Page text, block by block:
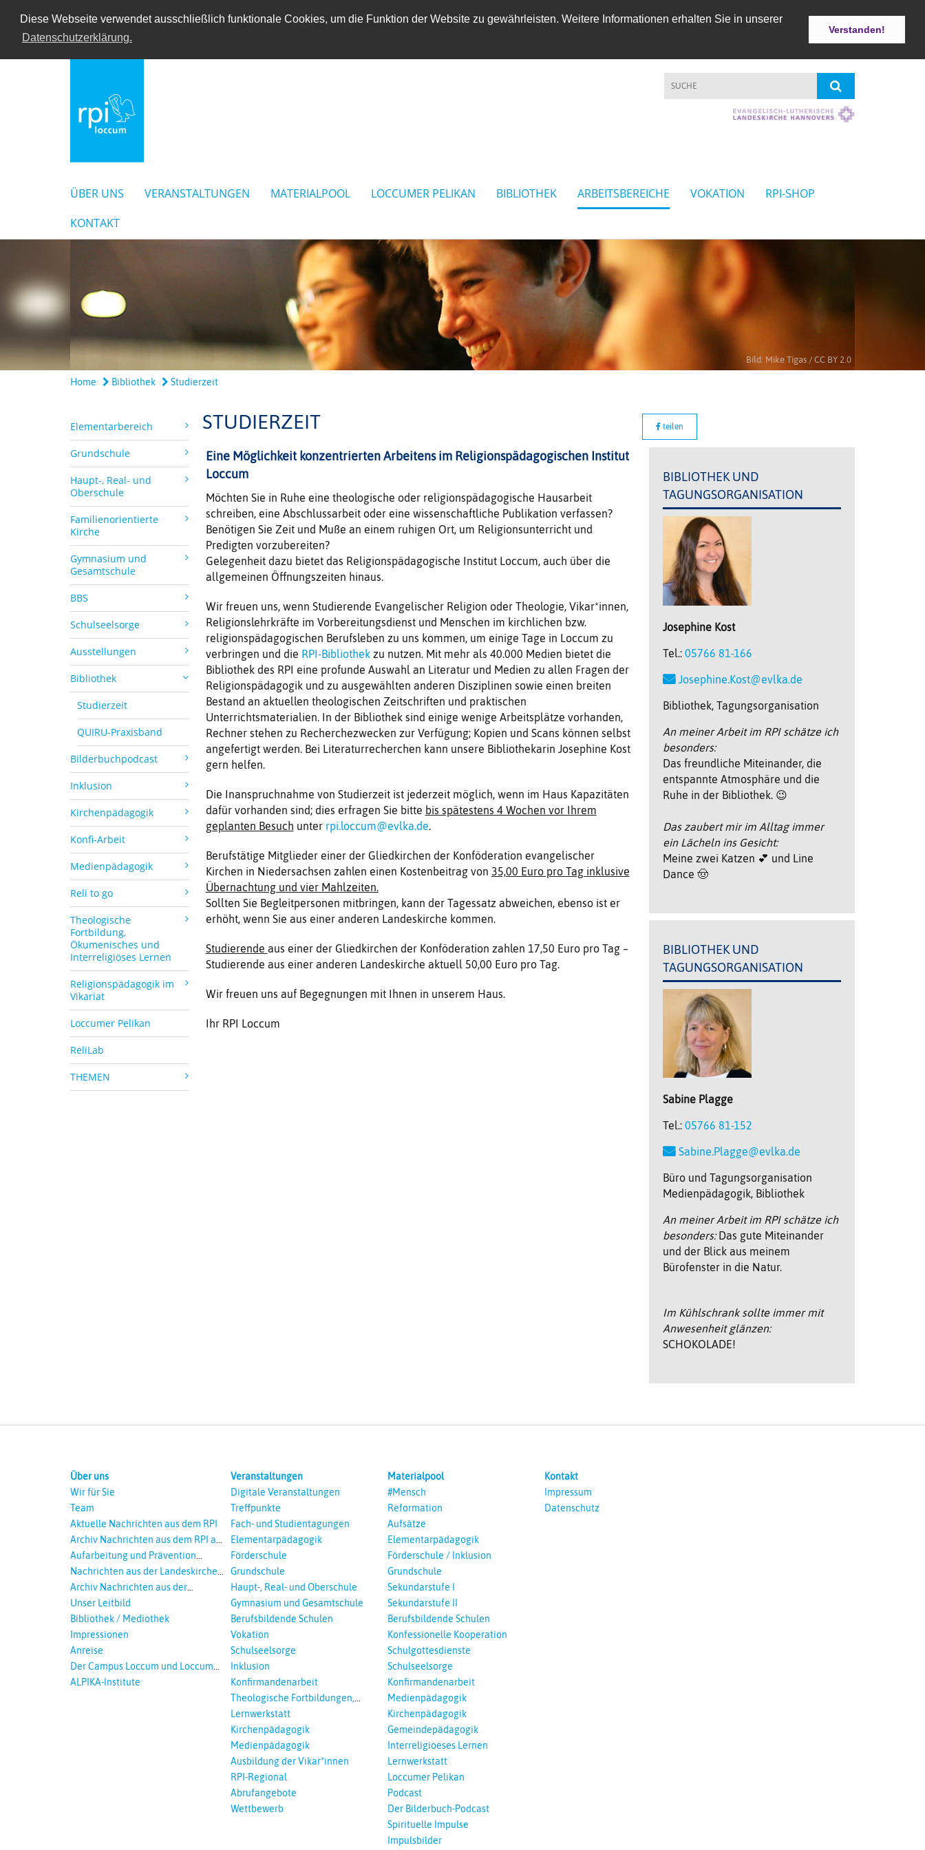
Diese Webseite verwendet ausschließlich funktionale Cookies, um die Funktion der Website zu gewährleisten. Weitere Informationen erhalten Sie in unserer
Datenschutzerklärung.
Verstanden!
ÜBER UNS VERANSTALTUNGEN MATERIALPOOL LOCCUMER PELIKAN BIBLIOTHEK ARBEITSBEREICHE VOKATION
RPI-SHOP
KONTAKT
Bild: Mike Tigas / CC BY 2.0
Home Bibliothek Studierzeit
Elementarbereich
Grundschule
Haupt-, Real- und
Oberschule
Familienorientierte
Kirche
Gymnasium und
Gesamtschule
BBS
Schulseelsorge
Ausstellungen
Bibliothek
Studierzeit
QUIRU-Praxisband
Bilderbuchpodcast
Inklusion
Kirchenpädagogik
Konfi-Arbeit
Medienpädagogik
Reli to go
Theologische
Fortbildung,
Ökumenisches und
Interreligiöses Lernen
Religionspädagogik im
Vikariat
Loccumer Pelikan
ReliLab
THEMEN
STUDIERZEIT teilen
Eine Möglichkeit konzentrierten Arbeitens im Religionspädagogischen Institut
Loccum
Möchten Sie in Ruhe eine theologische oder religionspädagogische Hausarbeit
schreiben, eine Abschlussarbeit oder eine wissenschaftliche Publikation verfassen?
Benötigen Sie Zeit und Muße an einem ruhigen Ort, um Religionsunterricht und
Predigten vorzubereiten?
Gelegenheit dazu bietet das Religionspädagogische Institut Loccum, auch über die
allgemeinen Öffnungszeiten hinaus.
Wir freuen uns, wenn Studierende Evangelischer Religion oder Theologie, Vikar*innen,
Religionslehrkräfte im Vorbereitungsdienst und Menschen im kirchlichen bzw.
religionspädagogischen Berufsleben zu uns kommen, um einige Tage in Loccum zu
verbringen und die RPI-Bibliothekzu nutzen. Mit mehr als 40.000 Medien bietet die
Bibliothek des RPI eine profunde Auswahl an Literatur und Medien zu allen Fragen der
Religionspädagogik und zu ausgewählten anderen Disziplinen sowie einen breiten
Bestand an aktuellen theologischen Zeitschriften und praktischen
Unterrichtsmaterialien. In der Bibliothek sind einige wenige Arbeitsplätze vorhanden,
Rechner stehen zu Recherchezwecken zur Verfügung; Kopien und Scans können selbst
angefertigt werden. Bei Literaturrecherchen kann unsere Bibliothekarin Josephine Kost
gern helfen.
Die Inanspruchnahme von Studierzeit ist jederzeit möglich, wenn im Haus Kapazitäten
dafür vorhanden sind; dies erfragen Sie bitte bis spätestens 4 Wochen vor Ihrem
geplanten Besuch unter rpi.loccum@evlka.de.
Berufstätige Mitglieder einer der Gliedkirchen der Konföderation evangelischer
Kirchen in Niedersachsen zahlen einen Kostenbeitrag von 35,00 Euro pro Tag inklusive
Übernachtung und vier Mahlzeiten.
Sollten Sie Begleitpersonen mitbringen, kann der Tagessatz abweichen, ebenso ist er
erhöht, wenn Sie aus einer anderen Landeskirche kommen.
Studierende aus einer der Gliedkirchen der Konföderation zahlen 17,50 Euro pro Tag –
Studierende aus einer anderen Landeskirche aktuell 50,00 Euro pro Tag.
Wir freuen uns auf Begegnungen mit Ihnen in unserem Haus.
Ihr RPI Loccum
BIBLIOTHEK UND
TAGUNGSORGANISATION
Josephine Kost
Tel.: 05766 81-166
Josephine.Kost@evlka.de
Bibliothek, Tagungsorganisation
An meiner Arbeit im RPI schätze ich
besonders:
Das freundliche Miteinander, die
entspannte Atmosphäre und die
Ruhe in der Bibliothek. 😉
Das zaubert mir im Alltag immer
ein Lächeln ins Gesicht:
Meine zwei Katzen 💕 und Line
Dance 🤠
BIBLIOTHEK UND
TAGUNGSORGANISATION
Sabine Plagge
Tel.: 05766 81-152
Sabine.Plagge@evlka.de
Büro und Tagungsorganisation
Medienpädagogik, Bibliothek
An meiner Arbeit im RPI schätze ich
besonders: Das gute Miteinander
und der Blick aus meinem
Bürofenster in die Natur.
Im Kühlschrank sollte immer mit
Anwesenheit glänzen:
SCHOKOLADE!
Über uns
Wir für Sie
Team
Aktuelle Nachrichten aus dem RPI
Archiv Nachrichten aus dem RPI ab
2018
Aufarbeitung und Prävention
sexualisierte Gewalt - Landeskirche
und EKD
Nachrichten aus der Landeskirche
Hannovers
Archiv Nachrichten aus der
Landeskirche in Auswahl
Unser Leitbild
Bibliothek / Mediothek
Impressionen
Anreise
Der Campus Loccum und Loccumer
Einrichtungen
ALPIKA-Institute
Veranstaltungen
Digitale Veranstaltungen
Treffpunkte
Fach- und Studientagungen
Elementarpädagogik
Förderschule
Grundschule
Haupt-, Real- und Oberschule
Gymnasium und Gesamtschule
Berufsbildende Schulen
Vokation
Schulseelsorge
Inklusion
Konfirmandenarbeit
Theologische Fortbildungen,
Ökumenisches und Interreligöses
Lernen
Lernwerkstatt
Kirchenpädagogik
Medienpädagogik
Ausbildung der Vikar*innen
RPI-Regional
Abrufangebote
Wettbewerb
Materialpool
#Mensch
Reformation
Aufsätze
Elementarpädagogik
Förderschule / Inklusion
Grundschule
Sekundarstufe I
Sekundarstufe II
Berufsbildende Schulen
Konfessionelle Kooperation
Schulgottesdienste
Schulseelsorge
Konfirmandenarbeit
Medienpädagogik
Kirchenpädagogik
Gemeindepädagogik
Interreligioeses Lernen
Lernwerkstatt
Loccumer Pelikan
Podcast
Der Bilderbuch-Podcast
Spirituelle Impulse
Impulsbilder
Kontakt
Impressum
Datenschutz